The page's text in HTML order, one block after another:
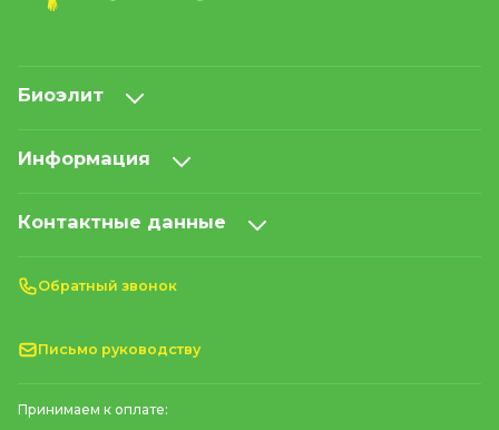
Биоэлит
Информация
Контактные данные
Обратный звонок
Письмо руководству
Принимаем к оплате: